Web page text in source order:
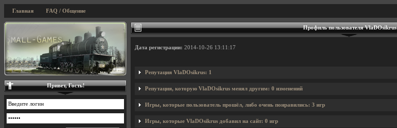
Главная FAQ / Общение
Профиль пользователя VlaDOsikrus
Дата регистрации: 2014-10-26 13:11:17
Репутация VlaDOsikrus: 1
Репутация, которую VlaDOsikrus менял другим: 0 изменений
Игры, которые пользователь прошёл, либо очень понравились: 3 игр
Игры, которые VlaDOsikrus добавил на сайт: 0 игр
Привет, Гость!